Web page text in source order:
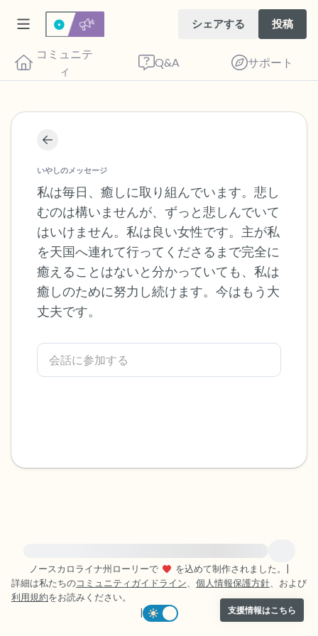
シェアする 投稿
コミュニテ
ィ
Q&A サポート
いやしのメッセージ
私は毎日、癒しに取り組んでいます。悲し
むのは構いませんが、ずっと悲しんでいて
はいけません。私は良い女性です。主が私
を天国へ連れて行ってくださるまで完全に
癒えることはないと分かっていても、私は
癒しのために努力し続けます。今はもう大
丈夫です。
ノースカロライナ州ローリーで
を込めて制作されました。
詳細は私たちのコミュニティガイドライン、 個人情報保護方針、および
利用規約をお読みください。
支援情報はこちら
座り心地の良い場所を見つけてください。
目を軽く閉じて、深呼吸を数回します。鼻
から息を吸い（3つ数え）、口から息を吐
きます（3つ数え）。さあ、目を開けて周
りを見回してください。以下のことを声に
出して言ってみてください。
見えるもの5つ（部屋の中と窓の外を見る
ことができます）
感じるもの4つ（目の前にあるもので触れ
るものは何ですか？）